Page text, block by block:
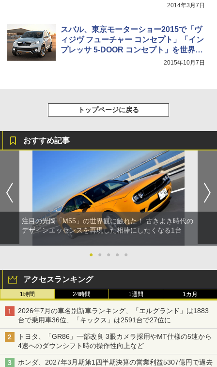
2014年3月7日
スバル、東京モーターショー2015で「ヴ
ィジヴ フューチャー コンセプト」「イン
プレッサ 5-DOOR コンセプト」を世界初
2015年10月7日
トップページに戻る
おすすめ記事
注目の光岡「M55」の世界観に触れた！ 古きよき時代の
デザインエッセンスを再現した相棒にしたくなる1台
● ● ● ● ●
アクセスランキング
1時間 24時間 1週間 1カ月
2026年7月の車名別新車ランキング、「エルグランド」は1883
台で乗用車36位、「キックス」は2591台で27位に
トヨタ、「GR86」一部改良 3眼カメラ採用やMT仕様の5速から
4速へのダウンシフト時の操作性向上など
ホンダ、2027年3月期第1四半期決算の営業利益5307億円で過去